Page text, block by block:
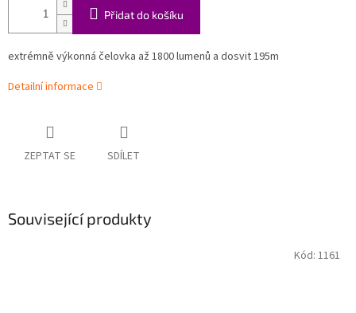
Přidat do košíku
extrémně výkonná čelovka až 1800 lumenů a dosvit 195m
Detailní informace
ZEPTAT SE SDÍLET
Související produkty
Kód: 1161